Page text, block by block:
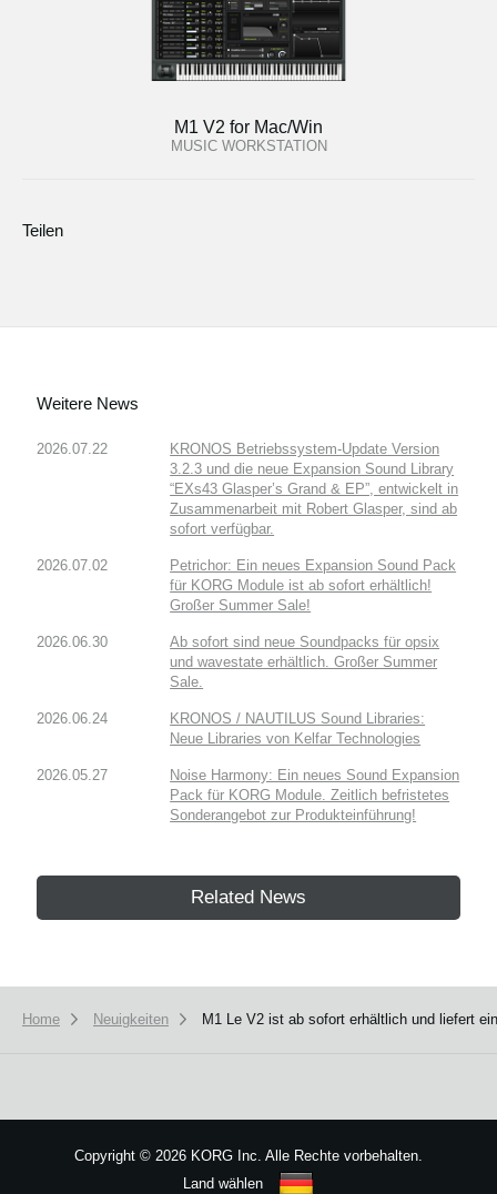
M1 V2 for Mac/Win
MUSIC WORKSTATION
Teilen
Weitere News
2026.07.22
KRONOS Betriebssystem-Update Version
3.2.3 und die neue Expansion Sound Library
“EXs43 Glasper’s Grand & EP”, entwickelt in
Zusammenarbeit mit Robert Glasper, sind ab
sofort verfügbar.
2026.07.02
Petrichor: Ein neues Expansion Sound Pack
für KORG Module ist ab sofort erhältlich!
Großer Summer Sale!
2026.06.30
Ab sofort sind neue Soundpacks für opsix
und wavestate erhältlich. Großer Summer
Sale.
2026.06.24
KRONOS / NAUTILUS Sound Libraries:
Neue Libraries von Kelfar Technologies
2026.05.27
Noise Harmony: Ein neues Sound Expansion
Pack für KORG Module. Zeitlich befristetes
Sonderangebot zur Produkteinführung!
Related News
Home Neuigkeiten M1 Le V2 ist ab sofort erhältlich und liefert
Copyright © 2026 KORG Inc. Alle Rechte vorbehalten.
Land wählen